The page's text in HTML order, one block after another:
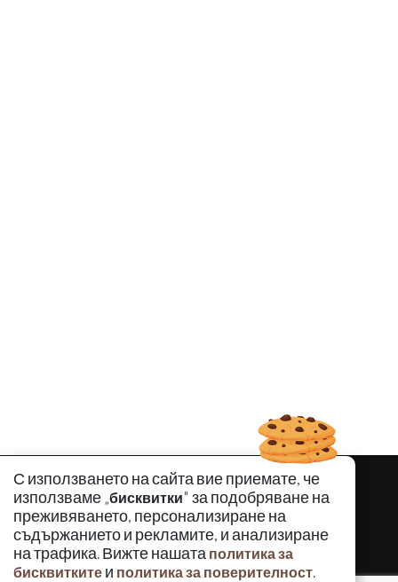
С използването на сайта вие приемате, че
използваме „бисквитки" за подобряване на
преживяването, персонализиране на
съдържанието и рекламите, и анализиране
на трафика. Вижте нашата политика за
бисквитките и политика за поверителност.